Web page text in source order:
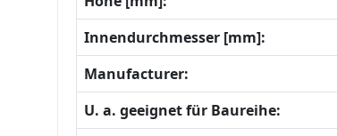
Innendurchmesser [mm]:
Manufacturer:
U. a. geeignet für Baureihe: